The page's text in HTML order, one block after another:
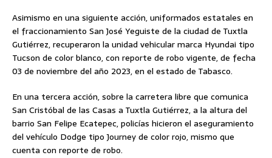
Asimismo en una siguiente acción, uniformados estatales en
el fraccionamiento San José Yeguiste de la ciudad de Tuxtla
Gutiérrez, recuperaron la unidad vehicular marca Hyundai tipo
Tucson de color blanco, con reporte de robo vigente, de fecha
03 de noviembre del año 2023, en el estado de Tabasco.
En una tercera acción, sobre la carretera libre que comunica
San Cristóbal de las Casas a Tuxtla Gutiérrez, a la altura del
barrio San Felipe Ecatepec, policías hicieron el aseguramiento
del vehículo Dodge tipo Journey de color rojo, mismo que
cuenta con reporte de robo.